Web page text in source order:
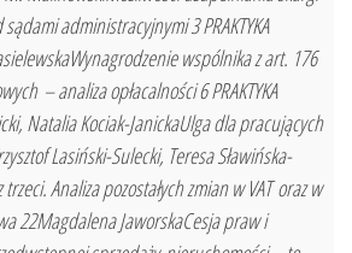
administracyjnymi 3 PRAKTYKA
wspólnika z art. 176
– analiza opłacalności 6 PRAKTYKA
Natalia Kociak-JanickaUlga dla pracujących
Lasiński-Sulecki, Teresa Sławińska-
trzeci. Analiza pozostałych zmian w VAT oraz w
22Magdalena JaworskaCesja praw i